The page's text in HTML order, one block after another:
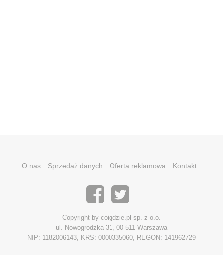
O nas Sprzedaż danych Oferta reklamowa Kontakt
Copyright by coigdzie.pl sp. z o.o.
ul. Nowogrodzka 31, 00-511 Warszawa
NIP: 1182006143, KRS: 0000335060, REGON: 141962729